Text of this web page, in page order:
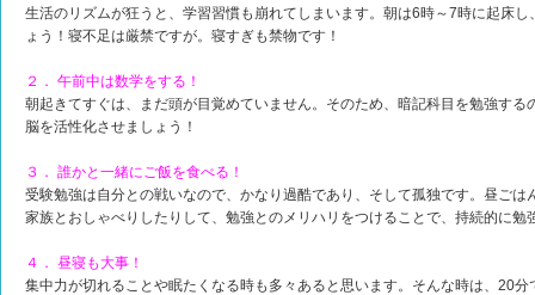
生活のリズムが狂うと、学習習慣も崩れてしまいます。朝は6時～7時に起床
ょう！寝不足は厳禁ですが。寝すぎも禁物です！
２． 午前中は数学をする！
朝起きてすぐは、まだ頭が目覚めていません。そのため、暗記科目を勉強す
脳を活性化させましょう！
３． 誰かと一緒にご飯を食べる！
受験勉強は自分との戦いなので、かなり過酷であり、そして孤独です。昼ご
家族とおしゃべりしたりして、勉強とのメリハリをつけることで、持続的に勉
４． 昼寝も大事！
集中力が切れることや眠たくなる時も多々あると思います。そんな時は、20